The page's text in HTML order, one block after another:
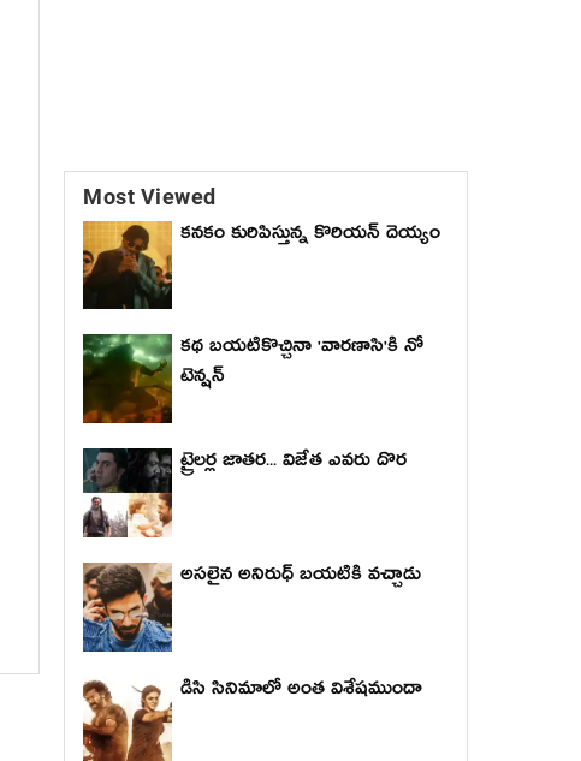
Most Viewed
కనకం కురిపిస్తున్న కొరియన్ దెయ్యం
కథ బయటికొచ్చినా 'వారణాసి'కి నో
టెన్షన్
ట్రైలర్ల జాతర... విజేత ఎవరు దొర
అసలైన అనిరుధ్ బయటికి వచ్చాడు
డిసి సినిమాలో అంత విశేషముందా